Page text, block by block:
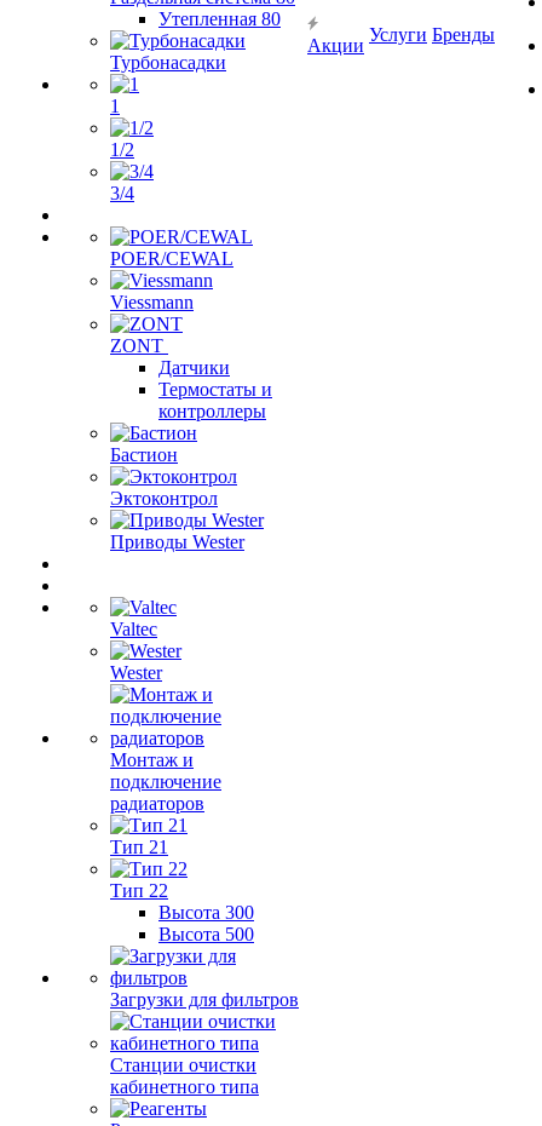
Утепленная 80
Турбонасадки
1
1/2
3/4
POER/CEWAL
Viessmann
ZONT
Датчики
Термостаты и
контроллеры
Бастион
Эктоконтрол
Приводы Wester
Valtec
Wester
Монтаж и
подключение
радиаторов
Тип 21
Тип 22
Высота 300
Высота 500
Загрузки для фильтров
Станции очистки
кабинетного типа
Акции
Услуги Бренды